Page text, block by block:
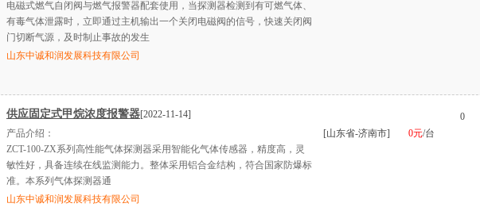
电磁式燃气自闭阀与燃气报警器配套使用，当探测器检测到有可燃气体、
有毒气体泄露时，立即通过主机输出一个关闭电磁阀的信号，快速关闭阀
门切断气源，及时制止事故的发生
山东中诚和润发展科技有限公司
供应固定式甲烷浓度报警器[2022-11-14]
产品介绍：
ZCT-100-ZX系列高性能气体探测器采用智能化气体传感器，精度高，灵
敏性好，具备连续在线监测能力。整体采用铝合金结构，符合国家防爆标
准。本系列气体探测器通
山东中诚和润发展科技有限公司
[山东省-济南市] 0元/台
0